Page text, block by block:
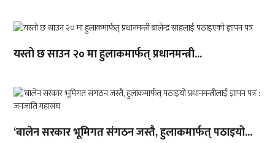
यस्तो छ साउन २० मा हुलाकमार्फत् प्रधानमन्त्री...
‘बालेन सरकार भूमिगत संगठन जस्तै, हुलाकमार्फत् पठाइयो...